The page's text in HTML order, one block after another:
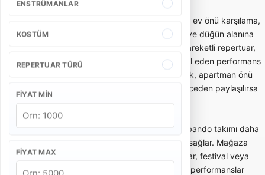
ENSTRÜMANLAR
KOSTÜM
REPERTUAR TÜRÜ
FIYAT MIN
FIYAT MAX
Gelin alma ve düğün bandosu, özellikle ev önü karşılama,
gelin çıkarma, konvoy öncesi eğlence ve düğün alanına
enerjik giriş gibi anlarda tercih edilir. Hareketli repertuar,
oyun havaları ve davetlileri sürece dahil eden performans
tarzı bu kullanımda önemlidir. Dar sokak, apartman önü
veya açık alan gibi mekan detayları önceden paylaşılırsa
Açılış, kortej ve kurumsal etkinliklerde bando takımı daha
düzenli, ritimli ve dikkat çekici bir akış sağlar. Mağaza
açılışı, belediye etkinliği, okul töreni, fuar, festival veya
marka aktivasyonlarında kısa ve güçlü performanslar